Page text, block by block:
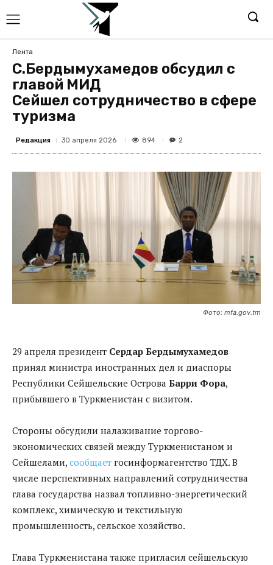
Лента
С.Бердымухамедов обсудил с
главой МИД
Сейшел сотрудничество в сфере
туризма
Редакция 30 апреля 2026 894 2
Фото: mfa.gov.tm
29 апреля президент Сердар Бердымухамедов
принял министра иностранных дел и диаспоры
Республики Сейшельские Острова Барри Фора,
прибывшего в Туркменистан с визитом.
Стороны обсудили налаживание торгово-
экономических связей между Туркменистаном и
Сейшелами, сообщает госинформагентство ТДХ. В
числе перспективных направлений сотрудничества
глава государства назвал топливно-энергетический
комплекс, химическую и текстильную
промышленность, сельское хозяйство.
Глава Туркменистана также пригласил сейшельскую